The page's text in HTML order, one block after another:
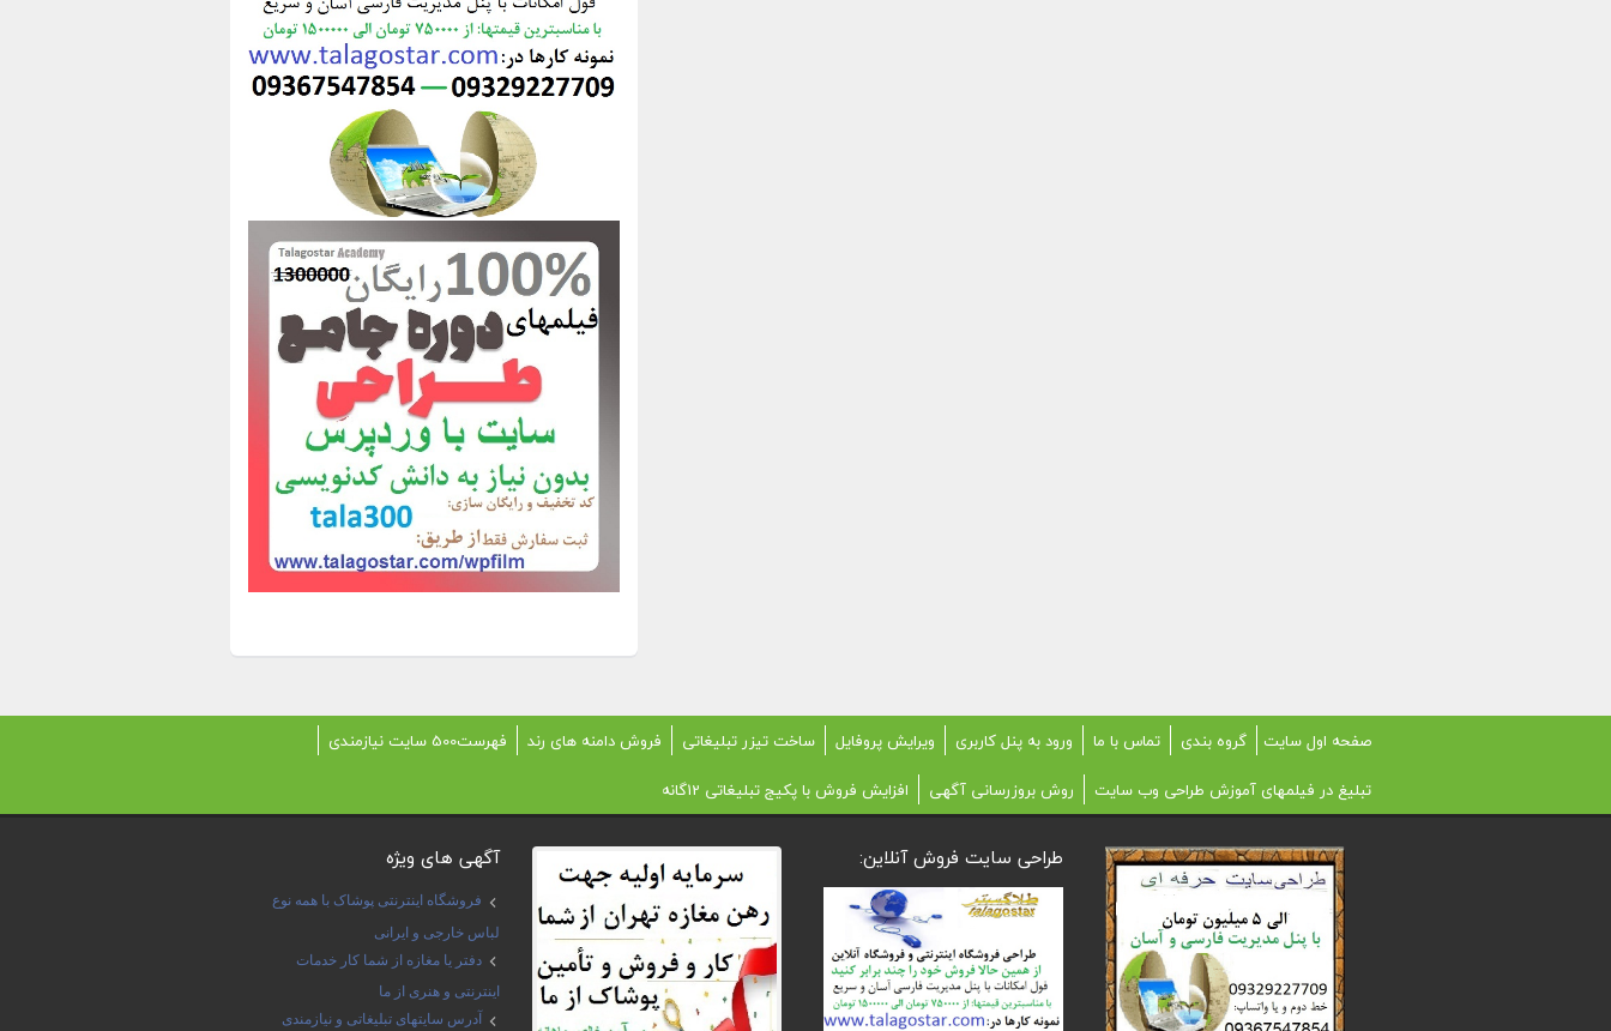
صفحه اول سایت گروه بندی تماس با ما ورود به پنل کاربری ویرایش پروفایل ساخت تیزر تبلیغاتی فروش دامنه های رند
فهرست500 سایت نیازمندی
تبلیغ در فیلمهای آموزش طراحی وب سایت
روش بروزرسانی آگهی افزایش فروش با پکیج تبلیغاتی 12گانه
آگهی های ویژه
فروشگاه اینترنتی پوشاک با همه نوع
لباس خارجی و ایرانی
دفتر یا مغازه از شما کار خدمات
اینترنتی و هنری از ما
آدرس سایتهای تبلیغاتی و نیازمندی
طراحی سایت فروش آنلاین: